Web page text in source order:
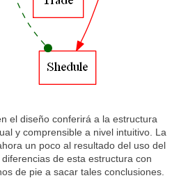
el diseño conferirá a la estructura
y comprensible a nivel intuitivo. La
un poco al resultado del uso del
de esta estructura con
de pie a sacar tales conclusiones.